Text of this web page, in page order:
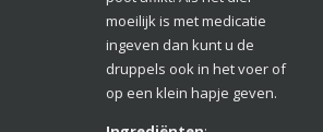
moeilijk is met medicatie
ingeven dan kunt u de
druppels ook in het voer of
op een klein hapje geven.